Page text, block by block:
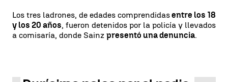
Los tres ladrones, de edades comprendidasentre los 18
y los 20 años, fueron detenidos por la policía y llevados
a comisaría, donde Sainz presentó una denuncia.